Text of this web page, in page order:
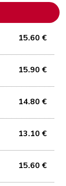
15.60 €
15.90 €
14.80 €
13.10 €
15.60 €